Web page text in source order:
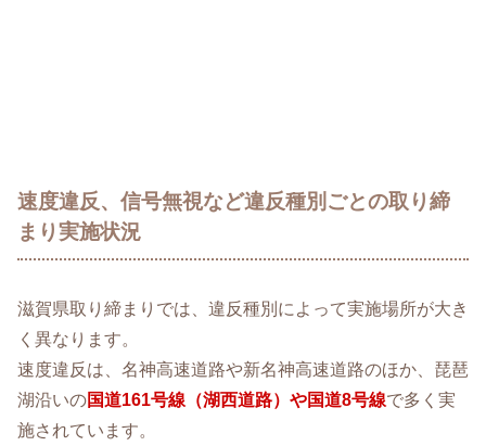
速度違反、信号無視など違反種別ごとの取り締
まり実施状況
滋賀県取り締まりでは、違反種別によって実施場所が大き
く異なります。
速度違反は、名神高速道路や新名神高速道路のほか、琵琶
湖沿いの国道161号線（湖西道路）や国道8号線で多く実
施されています。